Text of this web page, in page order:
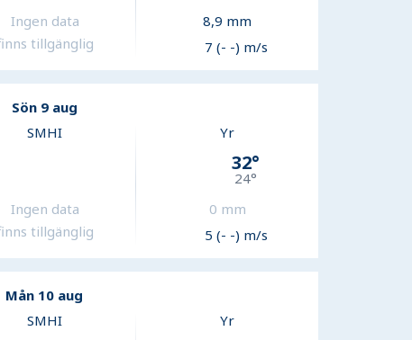
Ingen data
tillgänglig
8,9 mm
7 (- -) m/s
Sön 9 aug
SMHI
Ingen data
tillgänglig
Yr
32°
24°
0 mm
5 (- -) m/s
Mån 10 aug
SMHI Yr